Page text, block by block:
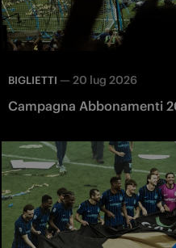
BIGLIETTI — 20 lug 2026
Campagna Abbonamenti